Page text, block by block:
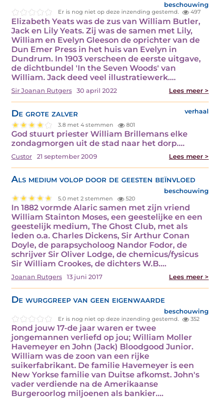
beschouwing
Er is nog niet op deze inzending gestemd. 497
Elizabeth Yeats was de zus van William Butler,
Jack en Lily Yeats. Zij was de samen met Lily,
William en Evelyn Gleeson de oprichter van de
Dun Emer Press in het huis van Evelyn in
Dundrum. In 1903 verscheen de eerste uitgave,
de dichtbundel 'In the Seven Woods' van
William. Jack deed veel illustratiewerk.…
Sir Joanan Rutgers 30 april 2022 Lees meer >
De grote zalver verhaal
3.8 met 4 stemmen 801
God stuurt priester William Brillemans elke
zondagmorgen uit de stad naar het dorp.…
Custor 21 september 2009 Lees meer >
Als medium volop door de geesten beïnvloed
beschouwing
5.0 met 2 stemmen 520
In 1882 vormde Alaric samen met zijn vriend
William Stainton Moses, een geestelijke en een
geestelijk medium, The Ghost Club, met als
leden o.a. Charles Dickens, Sir Arthur Conan
Doyle, de parapsycholoog Nandor Fodor, de
schrijver Sir Oliver Lodge, de chemicus/fysicus
Sir William Crookes, de dichters W.B.…
Joanan Rutgers 13 juni 2017 Lees meer >
De wurggreep van geen eigenwaarde
beschouwing
Er is nog niet op deze inzending gestemd. 352
Rond jouw 17-de jaar waren er twee
jongemannen verliefd op jou; William Moller
Havemeyer en John (Jack) Bloodgood Junior.
William was de zoon van een rijke
suikerfabrikant. De familie Havemeyer is een
New Yorkse familie van Duitse afkomst. John's
vader verdiende na de Amerikaanse
Burgeroorlog miljoenen als bankier.…